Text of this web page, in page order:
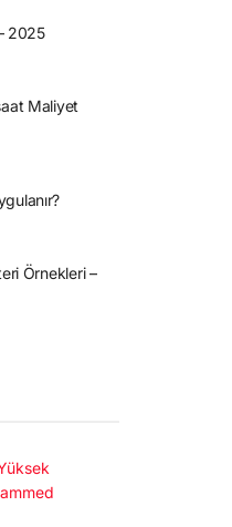
2025
Maliyet
Örnekleri –